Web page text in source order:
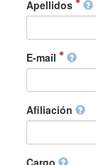
Apellidos
E-mail
Afiliación
Cargo